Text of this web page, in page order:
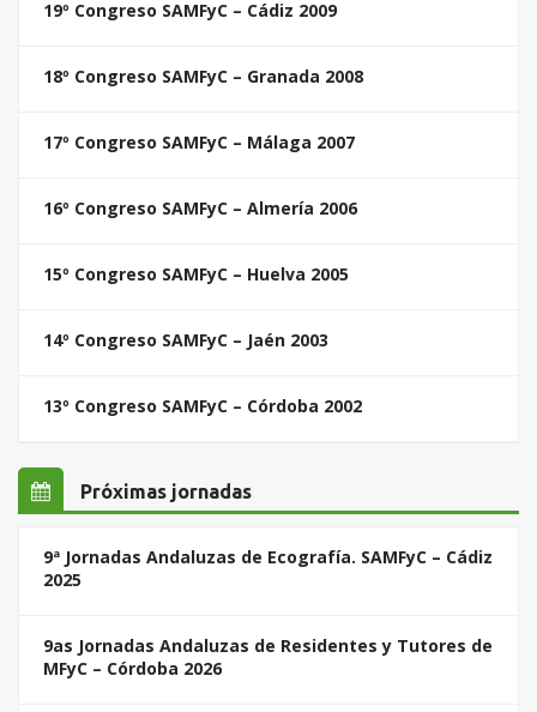
19º Congreso SAMFyC – Cádiz 2009
18º Congreso SAMFyC – Granada 2008
17º Congreso SAMFyC – Málaga 2007
16º Congreso SAMFyC – Almería 2006
15º Congreso SAMFyC – Huelva 2005
14º Congreso SAMFyC – Jaén 2003
13º Congreso SAMFyC – Córdoba 2002
Próximas jornadas
9ª Jornadas Andaluzas de Ecografía. SAMFyC – Cádiz
2025
9as Jornadas Andaluzas de Residentes y Tutores de
MFyC – Córdoba 2026